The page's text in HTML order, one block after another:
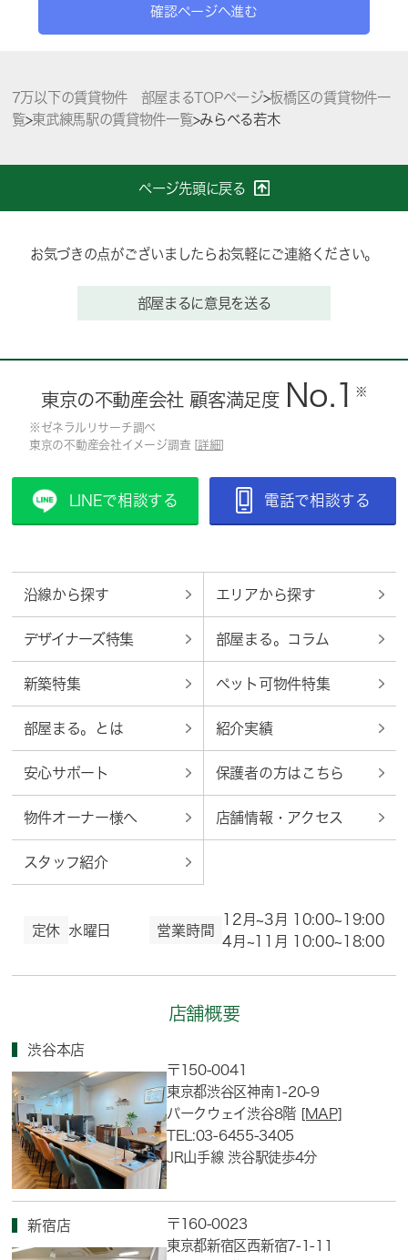
確認ページへ進む
7万以下の賃貸物件 部屋まるTOPページ>板橋区の賃貸物件一
覧>東武練馬駅の賃貸物件一覧>みらべる若木
ページ先頭に戻る
お気づきの点がございましたらお気軽にご連絡ください。
部屋まるに意見を送る
東京の不動産会社 顧客満足度 No.1 ※
※ゼネラルリサーチ調べ
東京の不動産会社イメージ調査 [ 詳細
LINEで相談する 電話で相談する
沿線から探す エリアから探す
デザイナーズ特集 部屋まる。コラム
新築特集 ペット可物件特集
部屋まる。とは 紹介実績
安心サポート 保護者の方はこちら
物件オーナー様へ 店舗情報・アクセス
スタッフ紹介
定休 水曜日 営業時間
12月~3月 10:00~19:00
4月~11月 10:00~18:00
店舗概要
渋谷本店
〒150-0041
東京都渋谷区神南1-20-9
パークウェイ渋谷8階 [MAP]
TEL:03-6455-3405
JR山手線 渋谷駅徒歩4分
新宿店
〒160-0023
東京都新宿区西新宿7-1-11